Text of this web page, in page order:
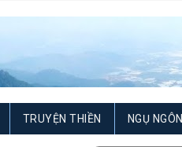
TRUYỆN THIỀN NGỤ NGÔN